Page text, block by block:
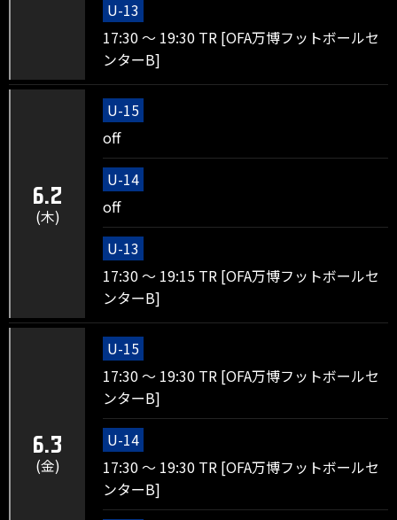
U-13
17:30 ～ 19:30 TR [OFA万博フットボールセ
ンターB]
6.2
(木)
U-15
off
U-14
off
U-13
17:30 ～ 19:15 TR [OFA万博フットボールセ
ンターB]
6.3
(金)
U-15
17:30 ～ 19:30 TR [OFA万博フットボールセ
ンターB]
U-14
17:30 ～ 19:30 TR [OFA万博フットボールセ
ンターB]